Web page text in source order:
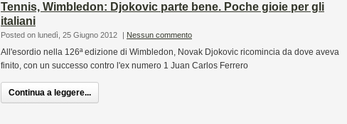
Tennis, Wimbledon: Djokovic parte bene. Poche gioie per gli
italiani
Posted on lunedì, 25 Giugno 2012 | Nessun commento
All'esordio nella 126ª edizione di Wimbledon, Novak Djokovic ricomincia da dove aveva
finito, con un successo contro l'ex numero 1 Juan Carlos Ferrero
Continua a leggere...